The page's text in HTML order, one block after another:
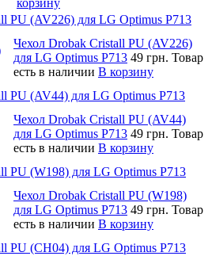
PU (AV226) для LG Optimus P713
Чехол Drobak Cristall PU (AV226)
для LG Optimus P713 49 грн. Товар
есть в наличии В корзину
PU (AV44) для LG Optimus P713
Чехол Drobak Cristall PU (AV44)
для LG Optimus P713 49 грн. Товар
есть в наличии В корзину
PU (W198) для LG Optimus P713
Чехол Drobak Cristall PU (W198)
для LG Optimus P713 49 грн. Товар
есть в наличии В корзину
PU (CH04) для LG Optimus P713